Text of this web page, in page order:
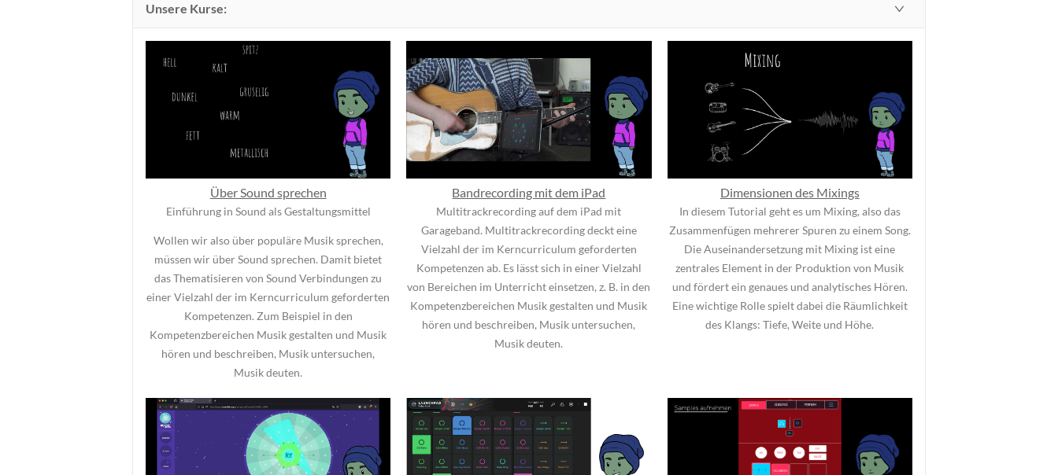
Unsere Kurse:
Über Sound sprechen
Einführung in Sound als Gestaltungsmittel
Wollen wir also über populäre Musik sprechen,
müssen wir über Sound sprechen. Damit bietet
das Thematisieren von Sound Verbindungen zu
einer Vielzahl der im Kerncurriculum geforderten
Kompetenzen. Zum Beispiel in den
Kompetenzbereichen Musik gestalten und Musik
hören und beschreiben, Musik untersuchen,
Musik deuten.
Bandrecording mit dem iPad
Multitrackrecording auf dem iPad mit
Garageband. Multitrackrecording deckt eine
Vielzahl der im Kerncurriculum geforderten
Kompetenzen ab. Es lässt sich in einer Vielzahl
von Bereichen im Unterricht einsetzen, z. B. in den
Kompetenzbereichen Musik gestalten und Musik
hören und beschreiben, Musik untersuchen,
Musik deuten.
Dimensionen des Mixings
In diesem Tutorial geht es um Mixing, also das
Zusammenfügen mehrerer Spuren zu einem Song.
Die Auseinandersetzung mit Mixing ist eine
zentrales Element in der Produktion von Musik
und fördert ein genaues und analytisches Hören.
Eine wichtige Rolle spielt dabei die Räumlichkeit
des Klangs: Tiefe, Weite und Höhe.